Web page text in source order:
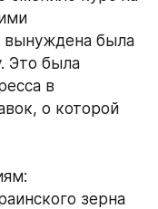
вынуждена была
Это была
в
о которой
зерна